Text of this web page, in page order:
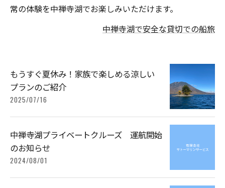
常の体験を中禅寺湖でお楽しみいただけます。
中禅寺湖で安全な貸切での船旅
もうすぐ夏休み！家族で楽しめる涼しい
プランのご紹介
2025/07/16
中禅寺湖プライベートクルーズ 運航開始
のお知らせ
2024/08/01